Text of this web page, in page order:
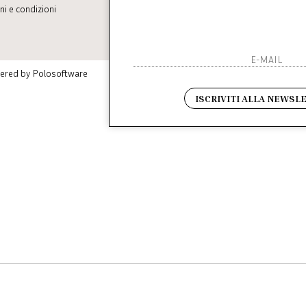
e condizioni
by Polosoftware
ISCRIVITI ALLA